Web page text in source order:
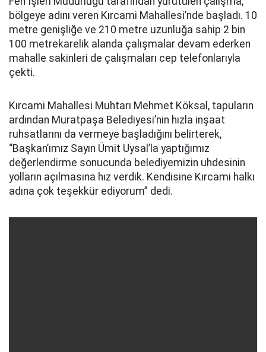
bölgeye adını veren Kırcami Mahallesi’nde başladı. 10
metre genişliğe ve 210 metre uzunluğa sahip 2 bin
100 metrekarelik alanda çalışmalar devam ederken
mahalle sakinleri de çalışmaları cep telefonlarıyla
çekti.
Kırcami Mahallesi Muhtarı Mehmet Köksal, tapuların
ardından Muratpaşa Belediyesi’nin hızla inşaat
ruhsatlarını da vermeye başladığını belirterek,
“Başkan’ımız Sayın Ümit Uysal’la yaptığımız
değerlendirme sonucunda belediyemizin uhdesinin
yolların açılmasına hız verdik. Kendisine Kırcami halkı
adına çok teşekkür ediyorum” dedi.